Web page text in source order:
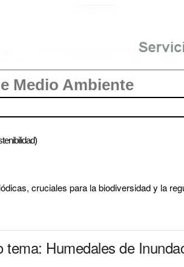
Medio Ambiente
cruciales para la biodiversidad y la
Humedales de